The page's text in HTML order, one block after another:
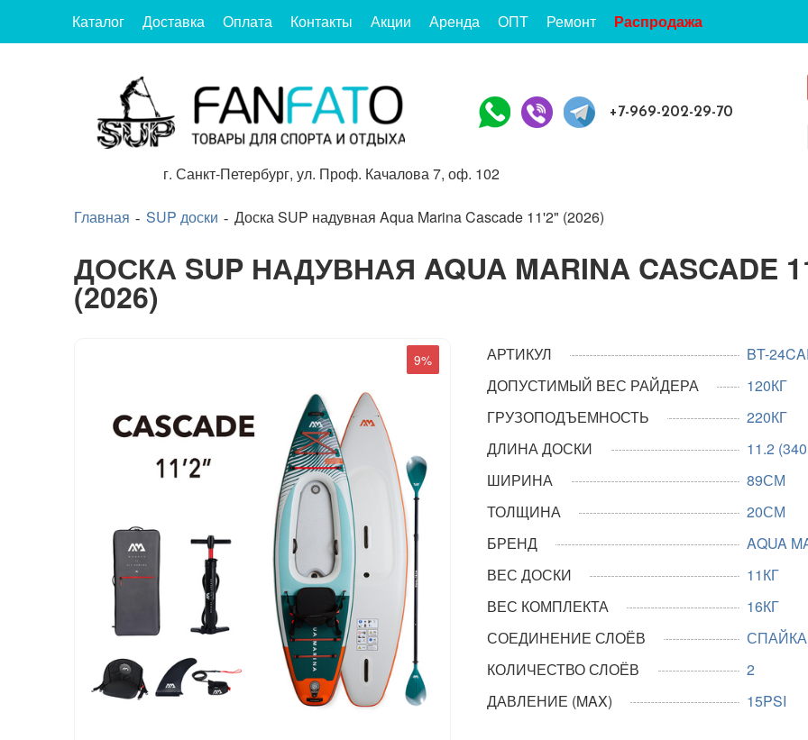
Каталог Доставка Оплата Контакты Акции Аренда ОПТ Ремонт Распродажа
+7-969-202-29-70
г. Санкт-Петербург, ул. Проф. Качалова 7, оф. 102
Главная SUP доски Доска SUP надувная Aqua Marina Cascade 11'2" (2026)
ДОСКА SUP НАДУВНАЯ AQUA MARINA CASCADE
(2026)
9% АРТИКУЛ
BT-
ДОПУСТИМЫЙ ВЕС РАЙДЕРА
120КГ
ГРУЗОПОДЪЕМНОСТЬ
220КГ
ДЛИНА ДОСКИ
11.2
ШИРИНА
89СМ
ТОЛЩИНА
20СМ
БРЕНД
AQUA
ВЕС ДОСКИ
11КГ
ВЕС КОМПЛЕКТА
16КГ
СОЕДИНЕНИЕ СЛОЁВ
СПАЙКА
КОЛИЧЕСТВО СЛОЁВ
2
ДАВЛЕНИЕ (MAX)
15PSI